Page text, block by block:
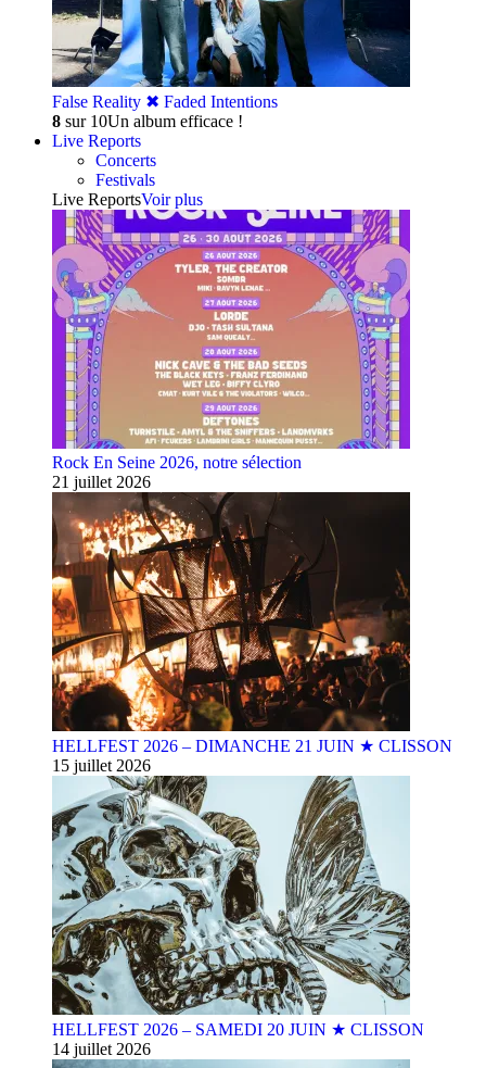
False Reality ✖︎ Faded Intentions
8 sur 10Un album efficace !
Live Reports
Concerts
Festivals
Live ReportsVoir plus
Rock En Seine 2026, notre sélection
21 juillet 2026
HELLFEST 2026 – DIMANCHE 21 JUIN ★ CLISSON
15 juillet 2026
HELLFEST 2026 – SAMEDI 20 JUIN ★ CLISSON
14 juillet 2026